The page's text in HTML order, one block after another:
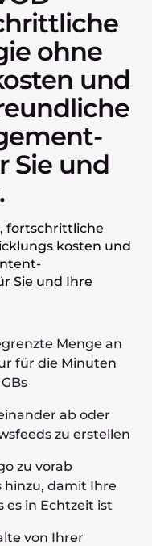
ohne
und
Sie und
fortschrittliche
kosten und
Sie und Ihre
Menge an
für die Minuten
ab oder
zu erstellen
zu vorab
hinzu, damit Ihre
es in Echtzeit ist
von Ihrer